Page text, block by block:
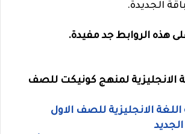
الجديدة.
هذه الروابط جد مفيدة.
الانجليزية لمنهج كونيكت للصف
الانجليزية للصف الاول
الجديد